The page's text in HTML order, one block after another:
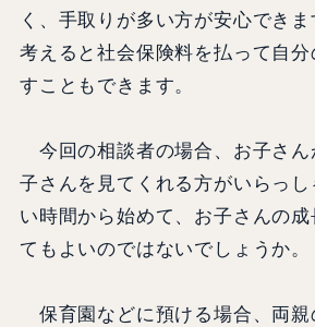
く、手取りが多い方が安心でき
考えると社会保険料を払って自
すこともできます。
今回の相談者の場合、お子さん
子さんを見てくれる方がいらっ
い時間から始めて、お子さんの
てもよいのではないでしょうか
保育園などに預ける場合、両親